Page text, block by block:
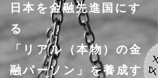
日本を金融先進国にす
る
「リアル（本物）の金
融パーソン」を養成す